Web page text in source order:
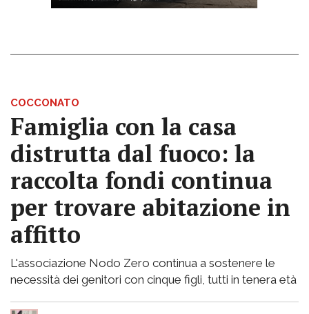
COCCONATO
Famiglia con la casa
distrutta dal fuoco: la
raccolta fondi continua
per trovare abitazione in
affitto
L'associazione Nodo Zero continua a sostenere le
necessità dei genitori con cinque figli, tutti in tenera età